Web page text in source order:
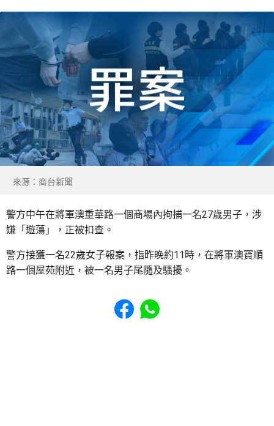
來源：商台新聞
警方中午在將軍澳重華路一個商場內拘捕一名27歲男子，涉
嫌「遊蕩」，正被扣查。
警方接獲一名22歲女子報案，指昨晚約11時，在將軍澳寶順
路一個屋苑附近，被一名男子尾隨及騷擾。
Share to Facebook
Share to WhatsApp